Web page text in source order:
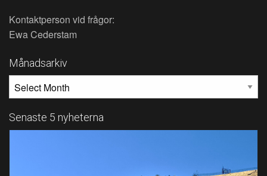
Kontaktperson vid frågor:
Ewa Cederstam
Månadsarkiv
Senaste 5 nyheterna